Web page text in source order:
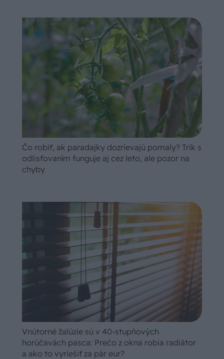
Čo robiť, ak paradajky dozrievajú pomaly? Trik s
odlisťovaním funguje aj cez leto, ale pozor na
chyby
Vnútorné žalúzie sú v 40-stupňových
horúčavách pasca: Prečo z okna robia radiátor
a ako to vyriešiť za pár eur?